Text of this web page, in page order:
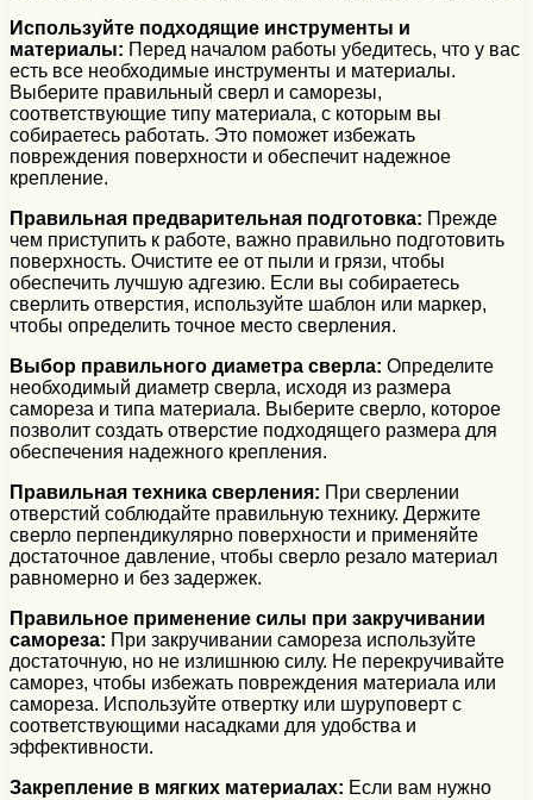
Используйте подходящие инструменты и
материалы: Перед началом работы убедитесь, что у вас
есть все необходимые инструменты и материалы.
Выберите правильный сверл и саморезы,
соответствующие типу материала, с которым вы
собираетесь работать. Это поможет избежать
повреждения поверхности и обеспечит надежное
крепление.
Правильная предварительная подготовка: Прежде
чем приступить к работе, важно правильно подготовить
поверхность. Очистите ее от пыли и грязи, чтобы
обеспечить лучшую адгезию. Если вы собираетесь
сверлить отверстия, используйте шаблон или маркер,
чтобы определить точное место сверления.
Выбор правильного диаметра сверла: Определите
необходимый диаметр сверла, исходя из размера
самореза и типа материала. Выберите сверло, которое
позволит создать отверстие подходящего размера для
обеспечения надежного крепления.
Правильная техника сверления: При сверлении
отверстий соблюдайте правильную технику. Держите
сверло перпендикулярно поверхности и применяйте
достаточное давление, чтобы сверло резало материал
равномерно и без задержек.
Правильное применение силы при закручивании
самореза: При закручивании самореза используйте
достаточную, но не излишнюю силу. Не перекручивайте
саморез, чтобы избежать повреждения материала или
самореза. Используйте отвертку или шуруповерт с
соответствующими насадками для удобства и
эффективности.
Закрепление в мягких материалах: Если вам нужно